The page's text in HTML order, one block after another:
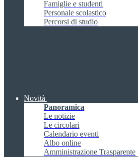
Famiglie e studenti
Personale scolastico
Percorsi di studio
Novità
Panoramica
Le notizie
Le circolari
Calendario eventi
Albo online
Amministrazione Trasparente